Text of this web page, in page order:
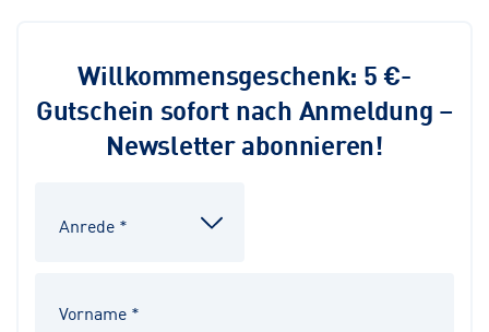
Willkommensgeschenk: 5 €-
Gutschein sofort nach Anmeldung –
Newsletter abonnieren!